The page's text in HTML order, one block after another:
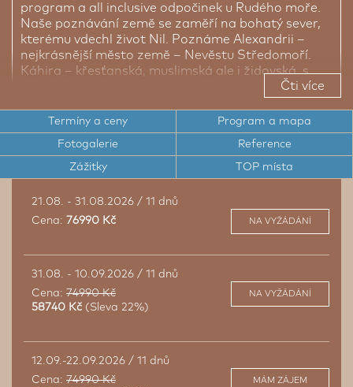
program a all inclusive odpočinek u Rudého moře.
Naše poznávání země se zaměří na bohatý sever,
kterému vdechl život Nil. Poznáme Alexandrii –
nejkrásnější město země – Nevěstu Středomoří.
Káhira – křesťanská, muslimská ale i židovská, s
výhodnými nákupy a gurmánskými zážitky. I
kvalitnější, se vstupem dovnitř pyramidy již v ceně.
Nejvýhodnější cena pouze pro vás.
Historická Káhira plná památek
Starověké mésto - Alexandrie
Čti více
Termíny a ceny Program a mapa
Fotogalerie Reference
Zážitky TOP místa
21.08. - 31.08.2026 / 11 dnů
Cena: 76990 Kč NA VYŽÁDÁNÍ
31.08. - 10.09.2026 / 11 dnů
Cena: 74990 Kč
58740 Kč (Sleva 22%)
NA VYŽÁDÁNÍ
12.09.-22.09.2026 / 11 dnů
Cena: 74990 Kč
MÁM ZÁJEM